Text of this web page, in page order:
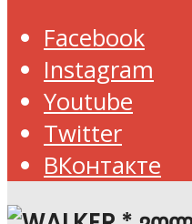
Facebook
Instagram
Youtube
Twitter
ВКонтакте